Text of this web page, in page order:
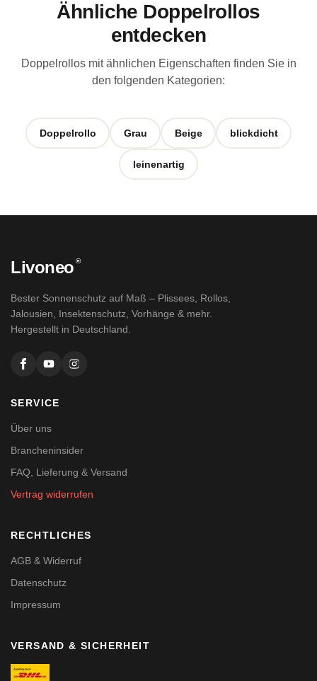
Ähnliche Doppelrollos
entdecken
Doppelrollos mit ähnlichen Eigenschaften finden Sie in
den folgenden Kategorien:
Doppelrollo Grau Beige blickdicht
leinenartig
Livoneo ®
Bester Sonnenschutz auf Maß – Plissees, Rollos,
Jalousien, Insektenschutz, Vorhänge & mehr.
Hergestellt in Deutschland.
SERVICE
Über uns
Brancheninsider
FAQ, Lieferung & Versand
Vertrag widerrufen
RECHTLICHES
AGB & Widerruf
Datenschutz
Impressum
VERSAND & SICHERHEIT